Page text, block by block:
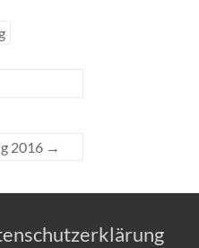
2016 →